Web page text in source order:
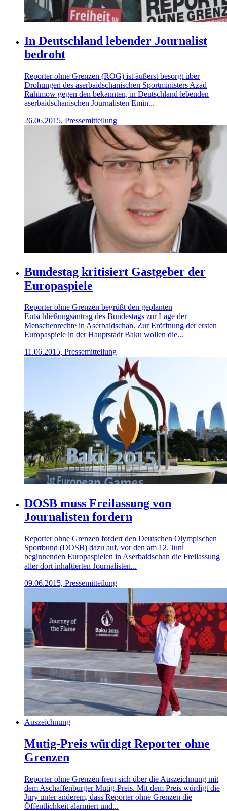
In Deutschland lebender Journalist
bedroht
Reporter ohne Grenzen (ROG) ist äußerst besorgt über
Drohungen des aserbaidschanischen Sportministers Azad
Rahimow gegen den bekannten, in Deutschland lebenden
aserbaidschanischen Journalisten Emin...
26.06.2015, Pressemitteilung
Bundestag kritisiert Gastgeber der
Europaspiele
Reporter ohne Grenzen begrüßt den geplanten
Entschließungsantrag des Bundestags zur Lage der
Menschenrechte in Aserbaidschan. Zur Eröffnung der ersten
Europaspiele in der Hauptstadt Baku wollen die...
11.06.2015, Pressemitteilung
DOSB muss Freilassung von
Journalisten fordern
Reporter ohne Grenzen fordert den Deutschen Olympischen
Sportbund (DOSB) dazu auf, vor den am 12. Juni
beginnenden Europaspielen in Aserbaidschan die Freilassung
aller dort inhaftierten Journalisten...
09.06.2015, Pressemitteilung
Auszeichnung
Mutig-Preis würdigt Reporter ohne
Grenzen
Reporter ohne Grenzen freut sich über die Auszeichnung mit
dem Aschaffenburger Mutig-Preis. Mit dem Preis würdigt die
Jury unter anderem, dass Reporter ohne Grenzen die
Öffentlichkeit alarmiert und...